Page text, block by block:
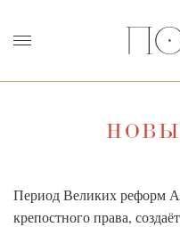
Период Великих реформ
крепостного права,